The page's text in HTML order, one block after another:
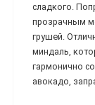
сладкого.
прозрачным
грушей.
миндаль,
гармонично
авокадо,